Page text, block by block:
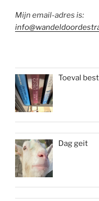
Mijn email-adres is:
Toeval
Dag geit